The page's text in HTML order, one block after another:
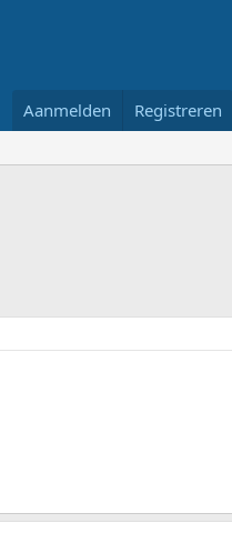
Aanmelden Registreren